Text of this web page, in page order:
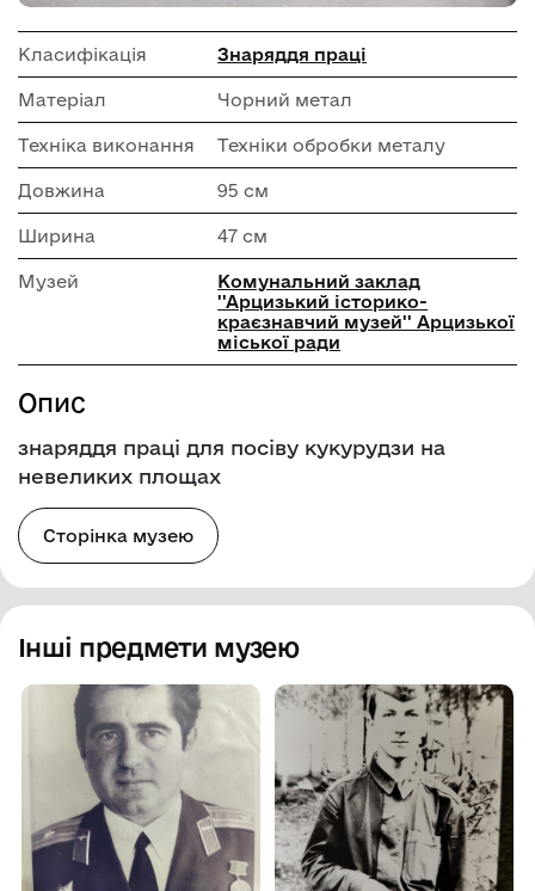
Класифікація Знаряддя праці
Матеріал Чорний метал
Техніка виконання Техніки обробки металу
Довжина 95 см
Ширина 47 см
Музей
Комунальний заклад
''Арцизький історико-
краєзнавчий музей'' Арцизької
міської ради
Опис
знаряддя праці для посіву кукурудзи на
невеликих площах
Сторінка музею
Інші предмети музею